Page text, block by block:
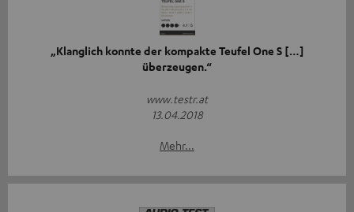
„Klanglich konnte der kompakte Teufel One S […]
überzeugen.“
www.testr.at
13.04.2018
Mehr...